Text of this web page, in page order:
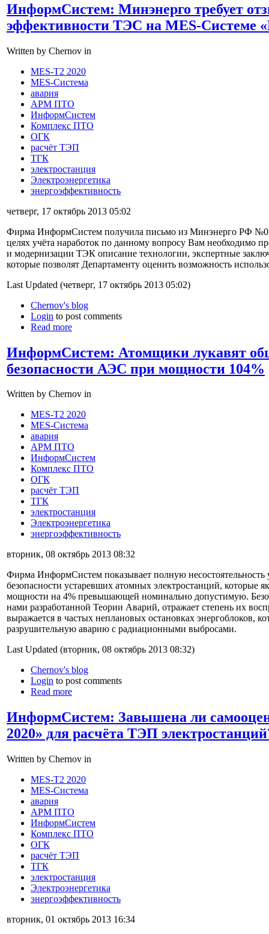
ИнформСистем: Минэнерго требует
эффективности ТЭС на MES-Системе
Written by Chernov in
MES-T2 2020
MES-Система
авария
АРМ ПТО
ИнформСистем
Комплекс ПТО
ОГК
расчёт ТЭП
ТГК
электростанция
Электроэнергетика
энергоэффективность
четверг, 17 октябрь 2013 05:02
Фирма ИнформСистем получила письмо из Минэнерго РФ
целях учёта наработок по данному вопросу Вам необходимо
и модернизации ТЭК описание технологии, экспертные
которые позволят Департаменту оценить возможность
Last Updated (четверг, 17 октябрь 2013 05:02)
Chernov's blog
Login to post comments
Read more
ИнформСистем: Атомщики лукавят
безопасности АЭС при мощности 104%
Written by Chernov in
MES-T2 2020
MES-Система
авария
АРМ ПТО
ИнформСистем
Комплекс ПТО
ОГК
расчёт ТЭП
ТГК
электростанция
Электроэнергетика
энергоэффективность
вторник, 08 октябрь 2013 08:32
Фирма ИнформСистем показывает полную
безопасности устаревших атомных электростанций, которые
мощности на 4% превышающей номинально допустимую.
нами разработанной Теории Аварий, отражает степень их
выражается в частых неплановых остановках энергоблоков,
разрушительную аварию с радиационными выбросами.
Last Updated (вторник, 08 октябрь 2013 08:32)
Chernov's blog
Login to post comments
Read more
ИнформСистем: Завышена ли
2020» для расчёта ТЭП
Written by Chernov in
MES-T2 2020
MES-Система
авария
АРМ ПТО
ИнформСистем
Комплекс ПТО
ОГК
расчёт ТЭП
ТГК
электростанция
Электроэнергетика
энергоэффективность
вторник, 01 октябрь 2013 16:34